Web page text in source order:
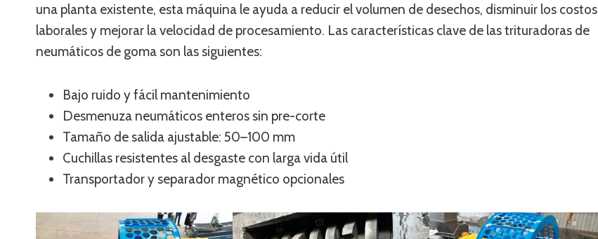
una planta existente, esta máquina le ayuda a reducir el volumen de desechos, disminuir los costos
laborales y mejorar la velocidad de procesamiento. Las características clave de las trituradoras de
neumáticos de goma son las siguientes:
Bajo ruido y fácil mantenimiento
Desmenuza neumáticos enteros sin pre-corte
Tamaño de salida ajustable: 50–100 mm
Cuchillas resistentes al desgaste con larga vida útil
Transportador y separador magnético opcionales